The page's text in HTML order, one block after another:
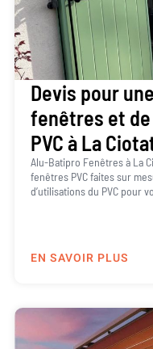
Devis pour
fenêtres et
PVC à La
Alu-Batipro Fenêtres à La
fenêtres PVC faites sur
d’utilisations du PVC pour
EN SAVOIR PLUS